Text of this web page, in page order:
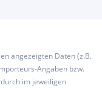
angezeigten Daten (z.B.
Angaben bzw.
im jeweiligen